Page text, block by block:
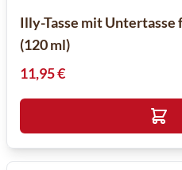
Illy-Tasse mit Untertasse
(120 ml)
11,95 €